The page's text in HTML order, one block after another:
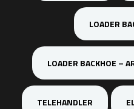
LOADER
LOADER BACKHOE –
TELEHANDLER